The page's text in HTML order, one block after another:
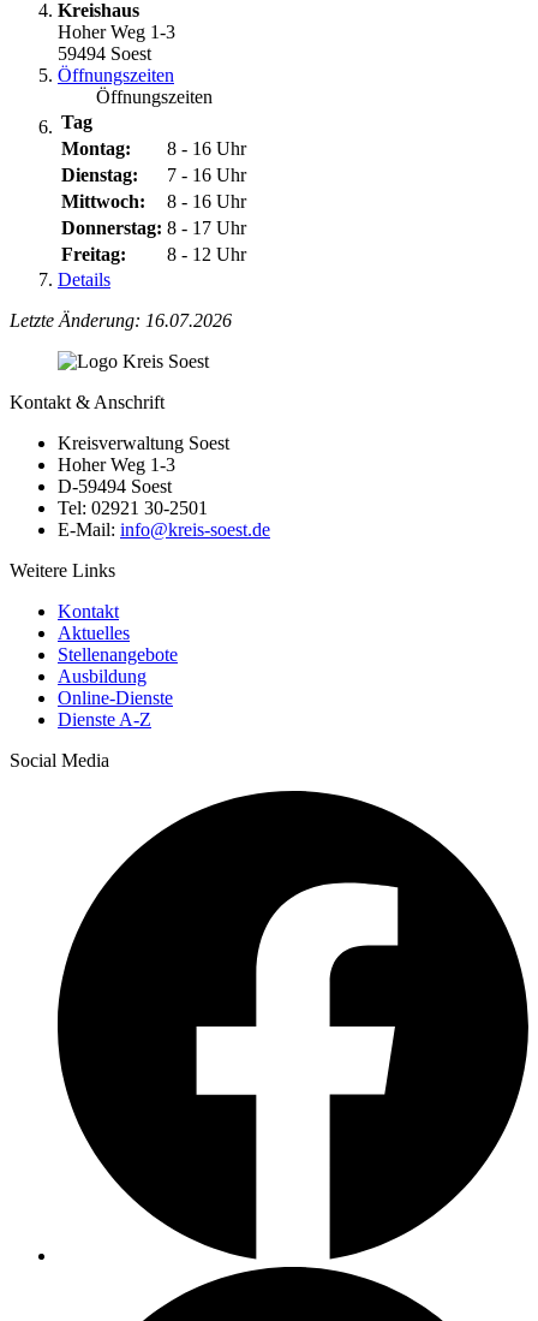
Kreishaus
Hoher Weg 1-3
59494 Soest
Öffnungszeiten
Öffnungszeiten
Tag
Montag:
8 - 16 Uhr
Dienstag:
7 - 16 Uhr
Mittwoch:
8 - 16 Uhr
Donnerstag: 8 - 17 Uhr
Freitag:
8 - 12 Uhr
Details
Letzte Änderung: 16.07.2026
Kontakt & Anschrift
Kreisverwaltung Soest
Hoher Weg 1-3
D-59494 Soest
Tel: 02921 30-2501
E-Mail: info@​kreis-soest.de
Weitere Links
Kontakt
Aktuelles
Stellenangebote
Ausbildung
Online-Dienste
Dienste A-Z
Social Media